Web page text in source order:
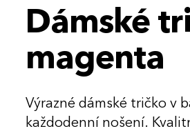
Dámské
magenta
Výrazné dámské tričko v
každodenní nošení.